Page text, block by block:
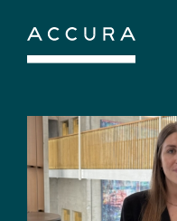
Gå
indhold